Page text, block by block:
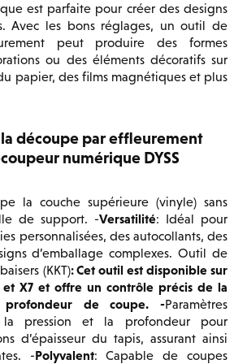
est parfaite pour créer des designs
Avec les bons réglages, un outil de
peut produire des formes
ou des éléments décoratifs sur
papier, des films magnétiques et plus
découpe par effleurement
numérique DYSS
la couche supérieure (vinyle) sans
de support. -Versatilité: Idéal pour
personnalisées, des autocollants, des
d’emballage complexes. Outil de
(KKT): Cet outil est disponible sur
et X7 et offre un contrôle précis de la
de coupe. -Paramètres
la pression et la profondeur pour
d’épaisseur du tapis, assurant ainsi
-Polyvalent: Capable de coupes